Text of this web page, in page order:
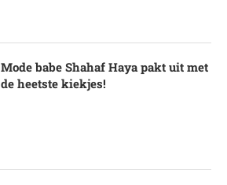
Mode babe Shahaf Haya pakt uit met
de heetste kiekjes!